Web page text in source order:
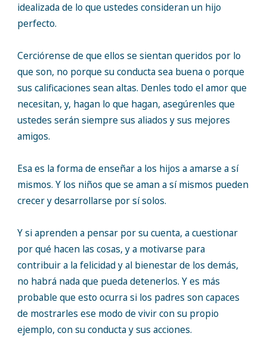
idealizada de lo que ustedes consideran un hijo
perfecto.
Cerciórense de que ellos se sientan queridos por lo
que son, no porque su conducta sea buena o porque
sus calificaciones sean altas. Denles todo el amor que
necesitan, y, hagan lo que hagan, asegúrenles que
ustedes serán siempre sus aliados y sus mejores
amigos.
Esa es la forma de enseñar a los hijos a amarse a sí
mismos. Y los niños que se aman a sí mismos pueden
crecer y desarrollarse por sí solos.
Y si aprenden a pensar por su cuenta, a cuestionar
por qué hacen las cosas, y a motivarse para
contribuir a la felicidad y al bienestar de los demás,
no habrá nada que pueda detenerlos. Y es más
probable que esto ocurra si los padres son capaces
de mostrarles ese modo de vivir con su propio
ejemplo, con su conducta y sus acciones.